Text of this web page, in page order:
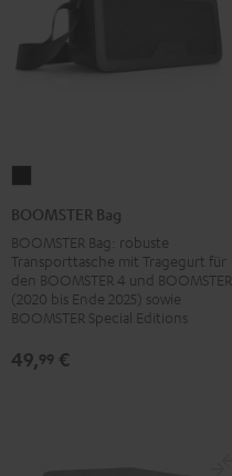
BOOMSTER Bag
BOOMSTER Bag: robuste
Transporttasche mit Tragegurt für
den BOOMSTER 4 und BOOMSTER
(2020 bis Ende 2025) sowie
BOOMSTER Special Editions
49,99 €